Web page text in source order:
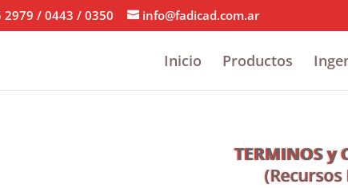
2979 / 0443 / 0350 info@fadicad.com.ar
Inicio Productos
TERMINOS y